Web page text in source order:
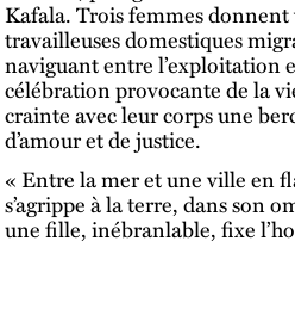
Kafala. Trois femmes
travailleuses domestiques
naviguant entre l’exploitation
célébration provocante de la
crainte avec leur corps une
d’amour et de justice.
« Entre la mer et une ville en
s’agrippe à la terre, dans son
une fille, inébranlable, fixe